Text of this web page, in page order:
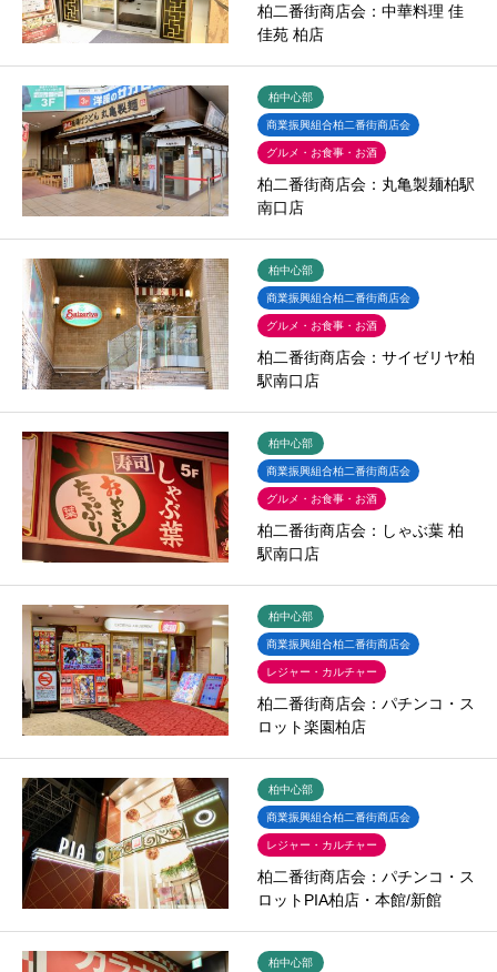
柏二番街商店会：中華料理 佳
佳苑 柏店
柏中心部
商業振興組合柏二番街商店会
グルメ・お食事・お酒
柏二番街商店会：丸亀製麺柏駅
南口店
柏中心部
商業振興組合柏二番街商店会
グルメ・お食事・お酒
柏二番街商店会：サイゼリヤ柏
駅南口店
柏中心部
商業振興組合柏二番街商店会
グルメ・お食事・お酒
柏二番街商店会：しゃぶ葉 柏
駅南口店
柏中心部
商業振興組合柏二番街商店会
レジャー・カルチャー
柏二番街商店会：パチンコ・ス
ロット楽園柏店
柏中心部
商業振興組合柏二番街商店会
レジャー・カルチャー
柏二番街商店会：パチンコ・ス
ロットPIA柏店・本館/新館
柏中心部